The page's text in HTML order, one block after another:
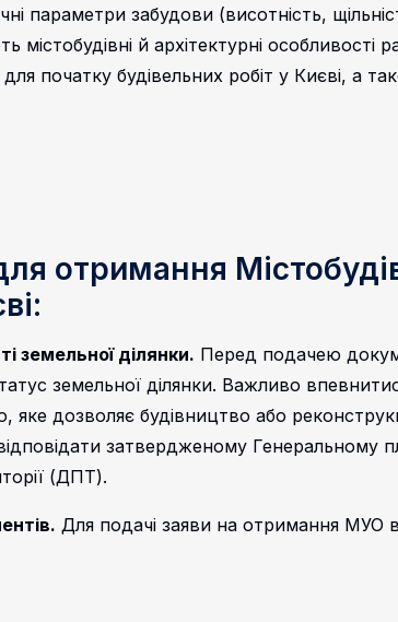
параметри забудови (висотність,
містобудівні й архітектурні
початку будівельних робіт у Києві, а
отримання
земельної ділянки. Перед подачею
земельної ділянки. Важливо
яке дозволяє будівництво або
затвердженому Генеральному
(ДПТ).
Для подачі заяви на отримання МУО